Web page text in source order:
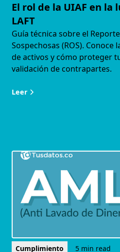
El rol de la UIAF en la
LAFT
Guía técnica sobre el
Sospechosas (ROS). Conoce
de activos y cómo proteger
validación de contrapartes.
Leer
Cumplimiento 5 min read